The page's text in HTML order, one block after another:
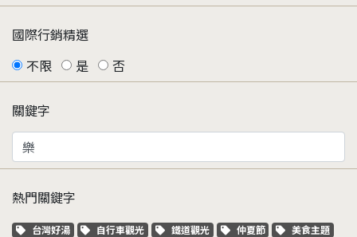
國際行銷精選
不限
是 否
關鍵字
熱門關鍵字
關鍵字標籤
台灣好湯 關鍵字標籤
自行車觀光 關鍵字標籤
鐵道觀光 關鍵字標籤
仲夏節 關鍵字標籤
美食主題